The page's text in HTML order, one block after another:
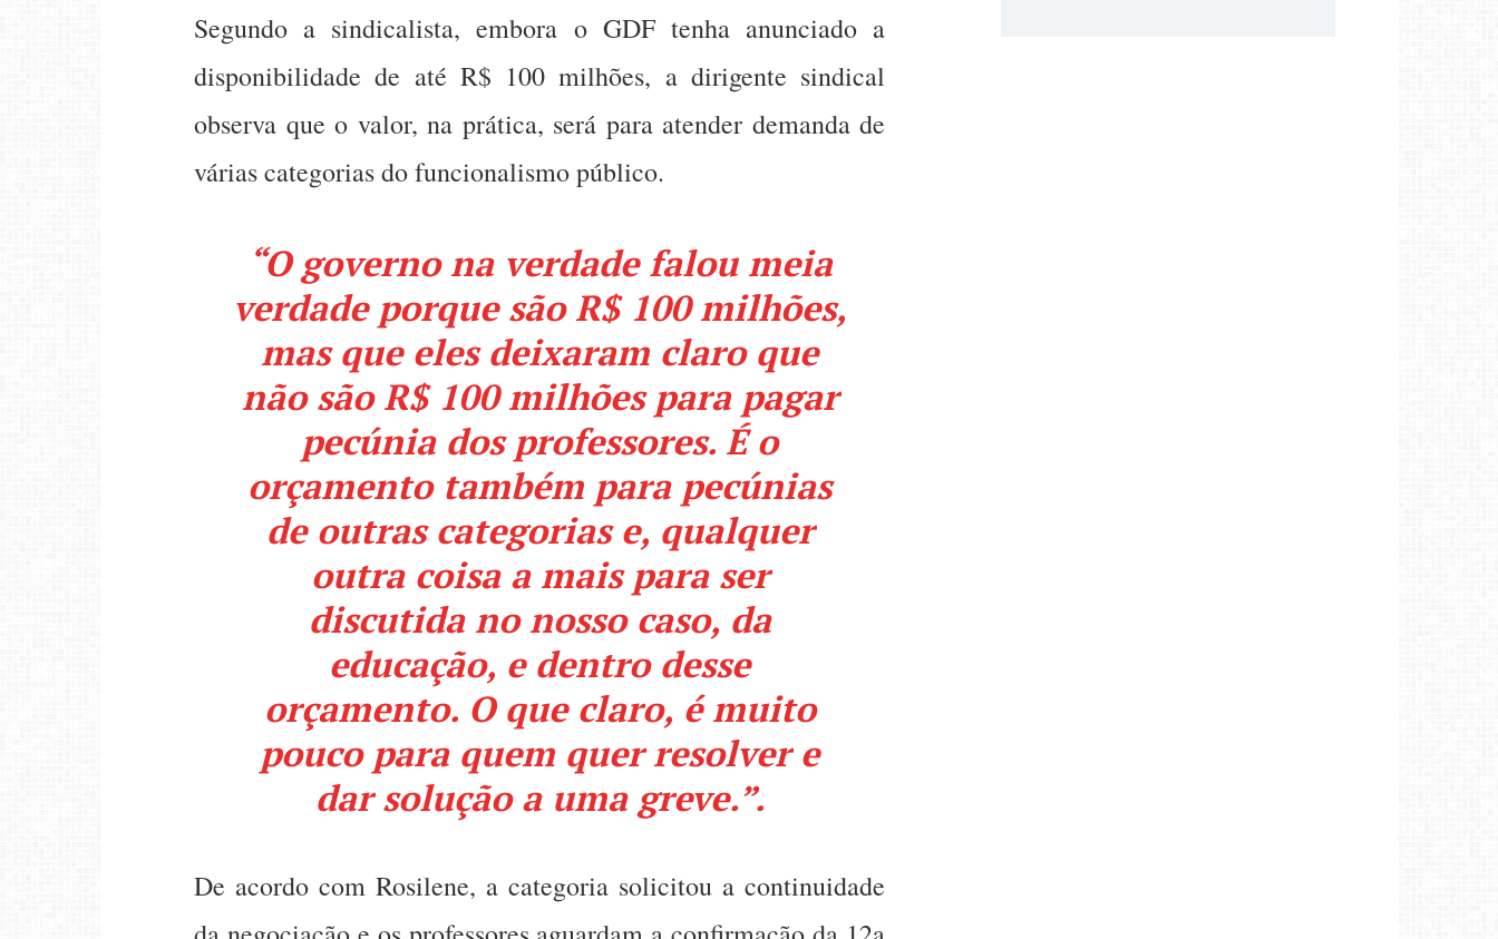
Segundo a sindicalista, embora o GDF tenha anunciado a
disponibilidade de até R$ 100 milhões, a dirigente sindical
observa que o valor, na prática, será para atender demanda de
várias categorias do funcionalismo público.
“O governo na verdade falou meia
verdade porque são R$ 100 milhões,
mas que eles deixaram claro que
não são R$ 100 milhões para pagar
pecúnia dos professores. É o
orçamento também para pecúnias
de outras categorias e, qualquer
outra coisa a mais para ser
discutida no nosso caso, da
educação, e dentro desse
orçamento. O que claro, é muito
pouco para quem quer resolver e
dar solução a uma greve.”.
De acordo com Rosilene, a categoria solicitou a continuidade